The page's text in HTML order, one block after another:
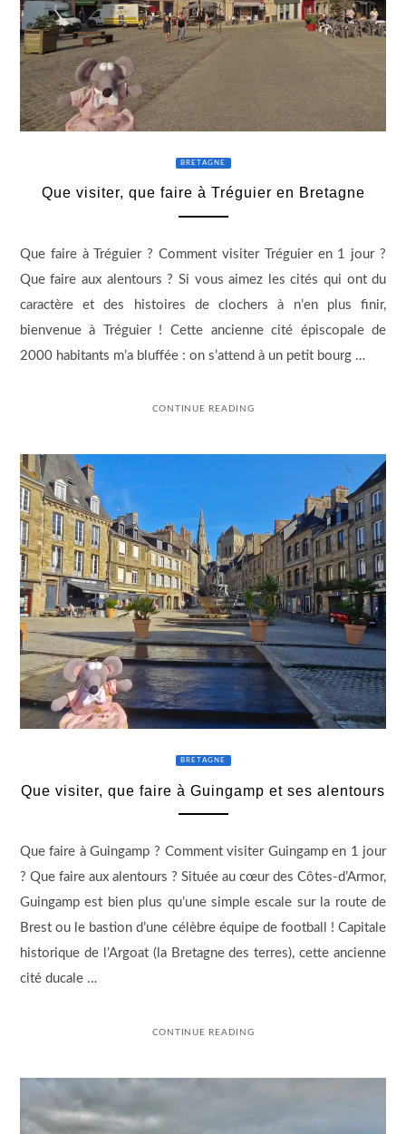
BRETAGNE
Que visiter, que faire à Tréguier en Bretagne
Que faire à Tréguier ? Comment visiter Tréguier en 1 jour ?
Que faire aux alentours ? Si vous aimez les cités qui ont du
caractère et des histoires de clochers à n’en plus finir,
bienvenue à Tréguier ! Cette ancienne cité épiscopale de
2000 habitants m’a bluffée : on s’attend à un petit bourg …
CONTINUE READING
BRETAGNE
Que visiter, que faire à Guingamp et ses alentours
Que faire à Guingamp ? Comment visiter Guingamp en 1 jour
? Que faire aux alentours ? Située au cœur des Côtes-d’Armor,
Guingamp est bien plus qu’une simple escale sur la route de
Brest ou le bastion d’une célèbre équipe de football ! Capitale
historique de l’Argoat (la Bretagne des terres), cette ancienne
cité ducale …
CONTINUE READING